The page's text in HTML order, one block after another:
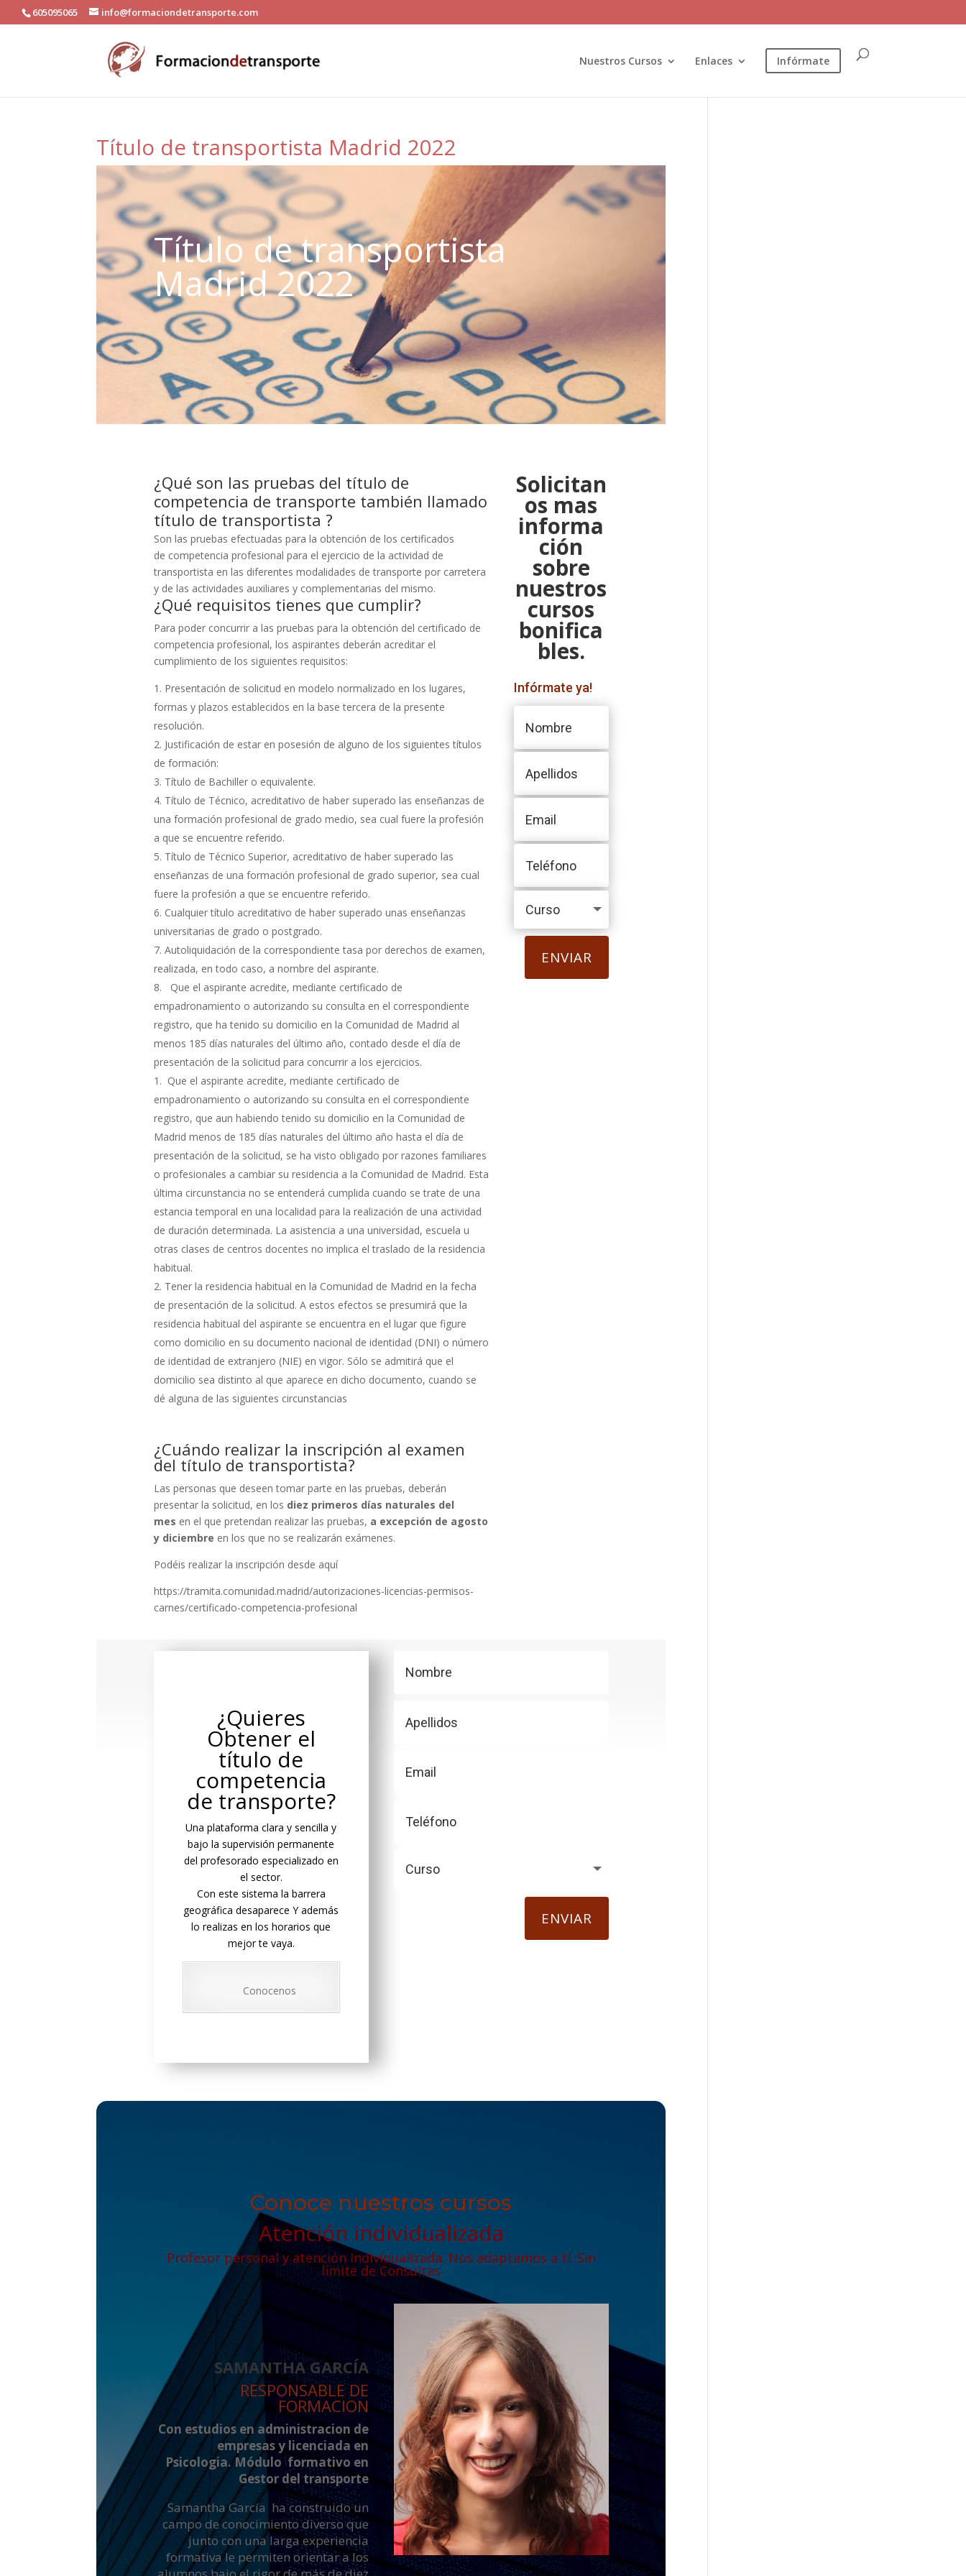
605095065 info@formaciondetransporte.com
Nuestros Cursos Enlaces Infórmate
Título de transportista Madrid 2022
Título de transportista
Madrid 2022
¿Qué son las pruebas del título de
competencia de transporte también llamado
título de transportista ?
Son las pruebas efectuadas para la obtención de los certificados
de competencia profe­sional para el ejercicio de la actividad de
transportista en las diferentes modalidades de transporte por carretera
y de las actividades auxiliares y complementarias del mismo.
¿Qué requisitos tienes que cumplir?
Para poder concurrir a las pruebas para la obtención del certificado de
competencia profesional, los aspirantes deberán acreditar el
cumplimiento de los siguientes requisitos:
Presentación de solicitud en modelo normalizado en los lugares,
formas y plazos establecidos en la base tercera de la presente
resolución.
Justificación de estar en posesión de alguno de los siguientes títulos
de formación:
Título de Bachiller o equivalente.
Título de Técnico, acreditativo de haber superado las enseñanzas de
una formación profesional de grado medio, sea cual fuere la profesión
a que se encuentre referido.
Título de Técnico Superior, acreditativo de haber superado las
enseñanzas de una formación profesional de grado superior, sea cual
fuere la profesión a que se encuentre referido.
Cualquier título acreditativo de haber superado unas enseñanzas
universitarias de grado o postgrado.
Autoliquidación de la correspondiente tasa por derechos de examen,
realizada, en todo caso, a nombre del aspirante.
Que el aspirante acredite, mediante certificado de
empadronamiento o autorizando su consulta en el correspondiente
registro, que ha tenido su domicilio en la Comunidad de Madrid al
menos 185 días naturales del último año, contado desde el día de
presentación de la solicitud para concurrir a los ejercicios.
Que el aspirante acredite, mediante certificado de
empadronamiento o autorizando su consulta en el correspondiente
registro, que aun habiendo tenido su domicilio en la Comunidad de
Madrid menos de 185 días naturales del último año hasta el día de
presentación de la solicitud, se ha visto obligado por razones familiares
o profesionales a cambiar su residencia a la Comunidad de Madrid. Esta
última circunstancia no se entenderá cumplida cuando se trate de una
estancia temporal en una localidad para la realización de una actividad
de duración determinada. La asistencia a una universidad, escuela u
otras clases de centros docentes no implica el traslado de la residencia
habitual.
Tener la residencia habitual en la Comunidad de Madrid en la fecha
de presentación de la solicitud. A estos efectos se presumirá que la
residencia habitual del aspirante se encuentra en el lugar que figure
como domicilio en su documento nacional de identidad (DNI) o número
de identidad de extranjero (NIE) en vigor. Sólo se admitirá que el
domicilio sea distinto al que aparece en dicho documento, cuando se
dé alguna de las siguientes circunstancias
¿Cuándo realizar la inscripción al examen
del título de transportista?
Las personas que deseen tomar parte en las pruebas, deberán
presentar la solicitud, en los diez primeros días naturales del
mes en el que pretendan realizar las pruebas, a excepción de agosto
y diciembre en los que no se realizarán exámenes.
Podéis realizar la inscripción desde aquí
https://tramita.comunidad.madrid/autorizaciones-licencias-permisos-
carnes/certificado-competencia-profesional
Solicitan
os mas
informa
ción
sobre
nuestros
cursos
bonifica
bles.
Infórmate ya!
ENVIAR
¿Quieres
Obtener el
título de
competencia
de transporte?
Una plataforma clara y sencilla y
bajo la supervisión permanente
del profesorado especializado en
el sector.
Con este sistema la barrera
geográfica desaparece Y además
lo realizas en los horarios que
mejor te vaya.
Conocenos
ENVIAR
Conoce nuestros cursos
Atención individualizada
Profesor personal y atención Individualizada. Nos adaptamos a tí. Sin
límite de Consultas
SAMANTHA GARCÍA
RESPONSABLE DE
FORMACION
Con estudios en administracion de
empresas y licenciada en
Psicologia. Módulo formativo en
Gestor del transporte
Samantha García ha construido un
campo de conocimiento diverso que
junto con una larga experiencia
formativa le permiten orientar a los